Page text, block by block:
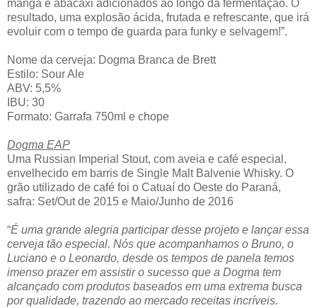
manga e abacaxi adicionados ao longo da fermentação. O
resultado, uma explosão ácida, frutada e refrescante, que irá
evoluir com o tempo de guarda para funky e selvagem!”.
Nome da cerveja: Dogma Branca de Brett
Estilo: Sour Ale
ABV: 5,5%
IBU: 30
Formato: Garrafa 750ml e chope
Dogma EAP
Uma Russian Imperial Stout, com aveia e café especial,
envelhecido em barris de Single Malt Balvenie Whisky. O
grão utilizado de café foi o Catuaí do Oeste do Paraná,
safra: Set/Out de 2015 e Maio/Junho de 2016
“É uma grande alegria participar desse projeto e lançar essa
cerveja tão especial. Nós que acompanhamos o Bruno, o
Luciano e o Leonardo, desde os tempos de panela temos
imenso prazer em assistir o sucesso que a Dogma tem
alcançado com produtos baseados em uma extrema busca
por qualidade, trazendo ao mercado receitas incríveis.